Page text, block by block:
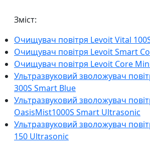
Зміст:
Очищувач повітря Levoit Vital
Очищувач повітря Levoit Smart
Очищувач повітря Levoit Core
Ультразвуковий зволожувач
300S Smart Blue
Ультразвуковий зволожувач
OasisMist1000S Smart Ultrasonic
Ультразвуковий зволожувач
150 Ultrasonic